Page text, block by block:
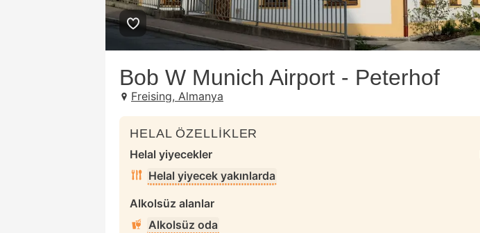
Bob W Munich Airport - Peterhof
Freising, Almanya
HELAL ÖZELLİKLER
Helal yiyecekler
Helal yiyecek yakınlarda
Alkolsüz alanlar
Alkolsüz oda